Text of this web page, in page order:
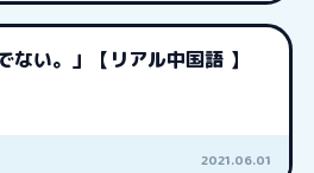
ない。」【リアル中国語 】
2021.06.01